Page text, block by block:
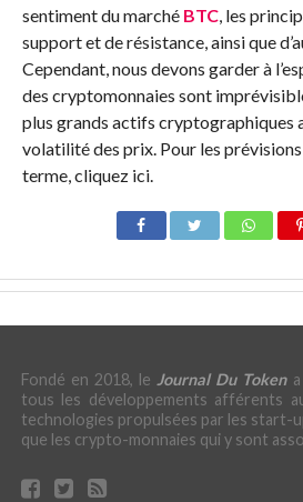
sentiment du marché BTC, les
support et de résistance, ainsi que
Cependant, nous devons garder à
des cryptomonnaies sont
plus grands actifs cryptographiques
volatilité des prix. Pour les
terme, cliquez ici.
Fondé en 2018, le Journal Du Tokena
tous les développements afférents
technologies propulsées par les start-
que les crypto-monnaies qui y sont